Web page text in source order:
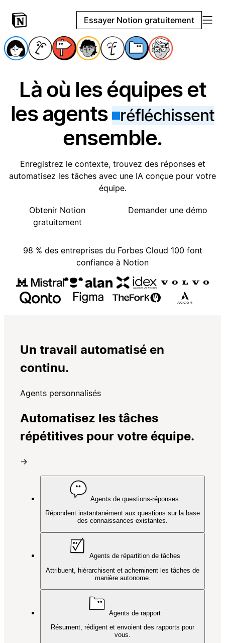
Essayer Notion gratuitement
Là où les équipes et
les agents réfléchissent
ensemble.
Enregistrez le contexte, trouvez des réponses et
automatisez les tâches avec une IA conçue pour votre
équipe.
Obtenir Notion
gratuitement
Demander une démo
98 % des entreprises du Forbes Cloud 100 font
confiance à Notion
Un travail automatisé en
continu.
Agents personnalisés
Automatisez les tâches
répétitives pour votre équipe.
→
Agents de questions-réponses
Répondent instantanément aux questions sur la base
des connaissances existantes.
Agents de répartition de tâches
Attribuent, hiérarchisent et acheminent les tâches de
manière autonome.
Agents de rapport
Résument, rédigent et envoient des rapports pour
vous.